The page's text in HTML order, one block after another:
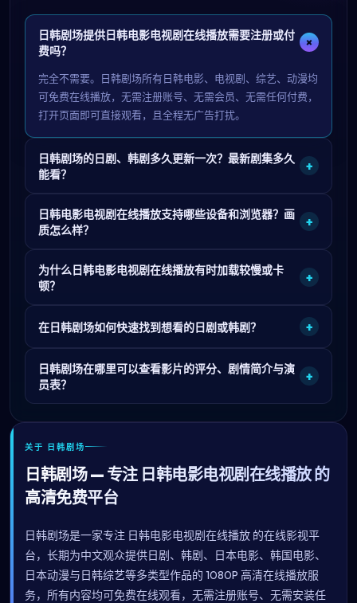
日韩剧场提供日韩电影电视剧在线播放需要注册或付
费吗？
+
完全不需要。日韩剧场所有日韩电影、电视剧、综艺、动漫均
可免费在线播放，无需注册账号、无需会员、无需任何付费，
打开页面即可直接观看，且全程无广告打扰。
日韩剧场的日剧、韩剧多久更新一次？最新剧集多久
能看？
+
日韩电影电视剧在线播放支持哪些设备和浏览器？画
质怎么样？
+
为什么日韩电影电视剧在线播放有时加载较慢或卡
顿？
+
在日韩剧场如何快速找到想看的日剧或韩剧？ +
日韩剧场在哪里可以查看影片的评分、剧情简介与演
员表？
+
关于 日韩剧场
日韩剧场 — 专注 日韩电影电视剧在线播放 的
高清免费平台
日韩剧场是一家专注 日韩电影电视剧在线播放 的在线影视平
台，长期为中文观众提供日剧、韩剧、日本电影、韩国电影、
日本动漫与日韩综艺等多类型作品的 1080P 高清在线播放服
务，所有内容均可免费在线观看，无需注册账号、无需安装任